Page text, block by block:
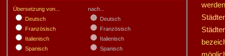
Übersetzung von...
Deutsch
Französisch
Italienisch
Spanisch
nach...
Deutsch
Französisch
Italienisch
Spanisch